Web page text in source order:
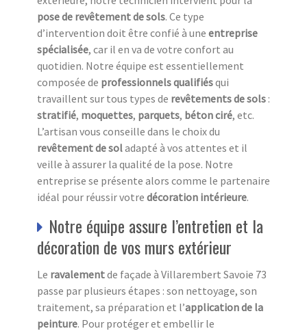
pose de revêtement de sols. Ce type
d’intervention doit être confié à une entreprise
spécialisée, car il en va de votre confort au
quotidien. Notre équipe est essentiellement
composée de professionnels qualifiésqui
travaillent sur tous types de revêtements de sols :
stratifié, moquettes, parquets, béton ciré, etc.
L’artisan vous conseille dans le choix du
revêtement de soladapté à vos attentes et il
veille à assurer la qualité de la pose. Notre
entreprise se présente alors comme le partenaire
idéal pour réussir votre décoration intérieure.
Notre équipe assure l’entretien et la
décoration de vos murs extérieur
Le ravalementde façade à Villarembert Savoie 73
passe par plusieurs étapes : son nettoyage, son
traitement, sa préparation et l’application de la
peinture. Pour protéger et embellir le